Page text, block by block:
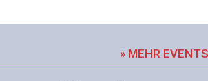
» MEHR EVENTS